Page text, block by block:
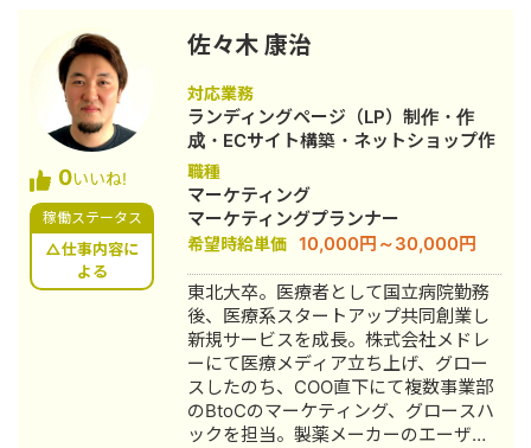
O2S系の事業の立ち上げから数億円規
模になるまで責任者として勤めていま
した。 現在は、複数社に対してデジタ
ルマーケティング全体のコンサルか
ら、広告運用、LPO、オウンドメディ
ア運営等、顧客に合わして川下の業務
も行っています。
0いいね!
稼働ステータス
△仕事内容に
よる
佐々木 康治
対応業務
ランディングページ（LP）制作・作
成・ECサイト構築・ネットショップ作
成代行・SEO対策・新規事業立上・記
事作成代行・ライティング・ホームペ
ージ制作・作成・リスティング広告運
用代行・オウンドメディア制作・構
築・運用代行
職種
マーケティング
マーケティングプランナー
希望時給単価 10,000円～30,000円
東北大卒。医療者として国立病院勤務
後、医療系スタートアップ共同創業し
新規サービスを成長。株式会社メドレ
ーにて医療メディア立ち上げ、グロー
スしたのち、COO直下にて複数事業部
のBtoCのマーケティング、グロースハ
ックを担当。製薬メーカーのエーザイ